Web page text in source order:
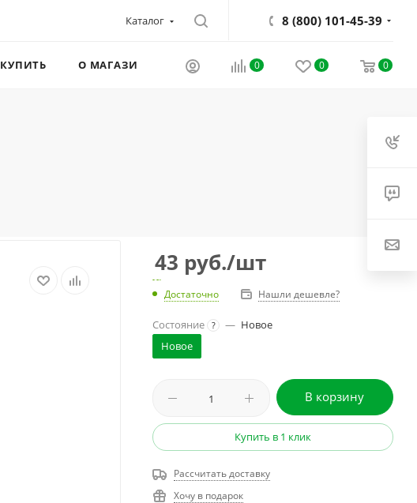
Каталог 8 (800) 101-45-39
0 0 0
О МАГАЗИНЕ
43 руб./шт
Достаточно Нашли дешевле?
Состояние ? — Новое
Новое
В корзину
Купить в 1 клик
Рассчитать доставку
Хочу в подарок